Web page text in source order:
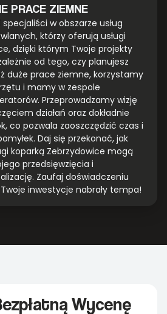
PRACE ZIEMNE
specjaliści w obszarze usług
którzy oferują usługi
dzięki którym Twoje projekty
od tego, czy planujesz
duże prace ziemne, korzystamy
i mamy w zespole
Przeprowadzamy wizję
działań oraz dokładnie
co pozwala zaoszczędzić czas i
Daj się przekonać, jak
koparką Zebrzydowice mogą
przedsięwzięcia i
Zaufaj doświadczeniu
Twoje inwestycje nabrały tempa!
Wycenę